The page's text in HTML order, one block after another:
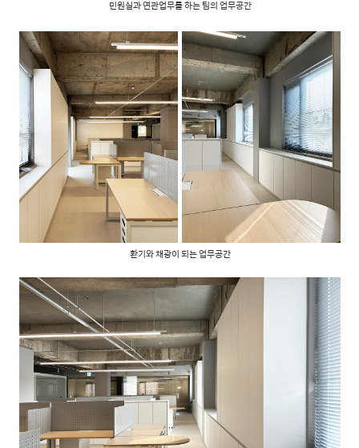
민원실과 연관업무를 하는 팀의 업무공간
환기와 채광이 되는 업무공간